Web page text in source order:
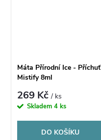
Máta Přírodní Ice - Příchuť
Mistify 8ml
269 Kč/ ks
Skladem4 ks
DO KOŠÍKU